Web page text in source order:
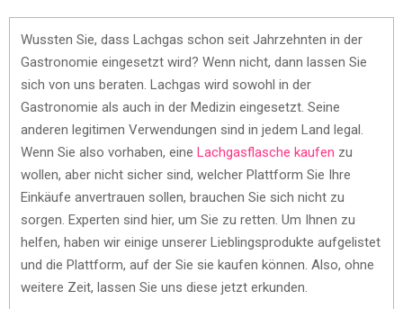
Wussten Sie, dass Lachgas schon seit Jahrzehnten in der
Gastronomie eingesetzt wird? Wenn nicht, dann lassen Sie
sich von uns beraten. Lachgas wird sowohl in der
Gastronomie als auch in der Medizin eingesetzt. Seine
anderen legitimen Verwendungen sind in jedem Land legal.
Wenn Sie also vorhaben, eine Lachgasflasche kaufen zu
wollen, aber nicht sicher sind, welcher Plattform Sie Ihre
Einkäufe anvertrauen sollen, brauchen Sie sich nicht zu
sorgen. Experten sind hier, um Sie zu retten. Um Ihnen zu
helfen, haben wir einige unserer Lieblingsprodukte aufgelistet
und die Plattform, auf der Sie sie kaufen können. Also, ohne
weitere Zeit, lassen Sie uns diese jetzt erkunden.